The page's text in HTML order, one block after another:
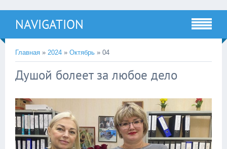
NAVIGATION
Главная » 2024 » Октябрь » 04
Душой болеет за любое дело